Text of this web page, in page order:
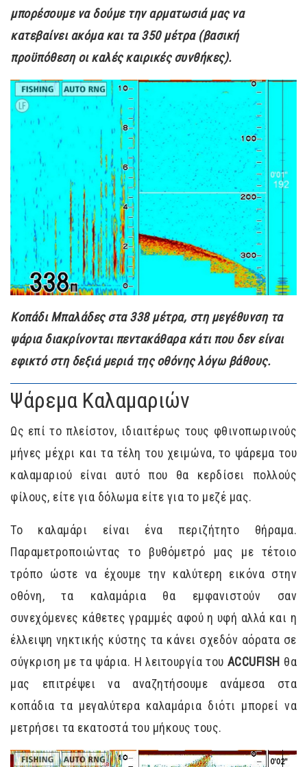
μπορέσουμε να δούμε την αρματωσιά μας να
κατεβαίνει ακόμα και τα 350 μέτρα (βασική
προϋπόθεση οι καλές καιρικές συνθήκες).
Κοπάδι Μπαλάδες στα 338 μέτρα, στη μεγέθυνση τα
ψάρια διακρίνονται πεντακάθαρα κάτι που δεν είναι
εφικτό στη δεξιά μεριά της οθόνης λόγω βάθους.
Ψάρεμα Καλαμαριών
Ως επί το πλείστον, ιδιαιτέρως τους φθινοπωρινούς
μήνες μέχρι και τα τέλη του χειμώνα, το ψάρεμα του
καλαμαριού είναι αυτό που θα κερδίσει πολλούς
φίλους, είτε για δόλωμα είτε για το μεζέ μας.
Το καλαμάρι είναι ένα περιζήτητο θήραμα.
Παραμετροποιώντας το βυθόμετρό μας με τέτοιο
τρόπο ώστε να έχουμε την καλύτερη εικόνα στην
οθόνη, τα καλαμάρια θα εμφανιστούν σαν
συνεχόμενες κάθετες γραμμές αφού η υφή αλλά και η
έλλειψη νηκτικής κύστης τα κάνει σχεδόν αόρατα σε
σύγκριση με τα ψάρια. Η λειτουργία του ACCUFISH θα
μας επιτρέψει να αναζητήσουμε ανάμεσα στα
κοπάδια τα μεγαλύτερα καλαμάρια διότι μπορεί να
μετρήσει τα εκατοστά του μήκους τους.